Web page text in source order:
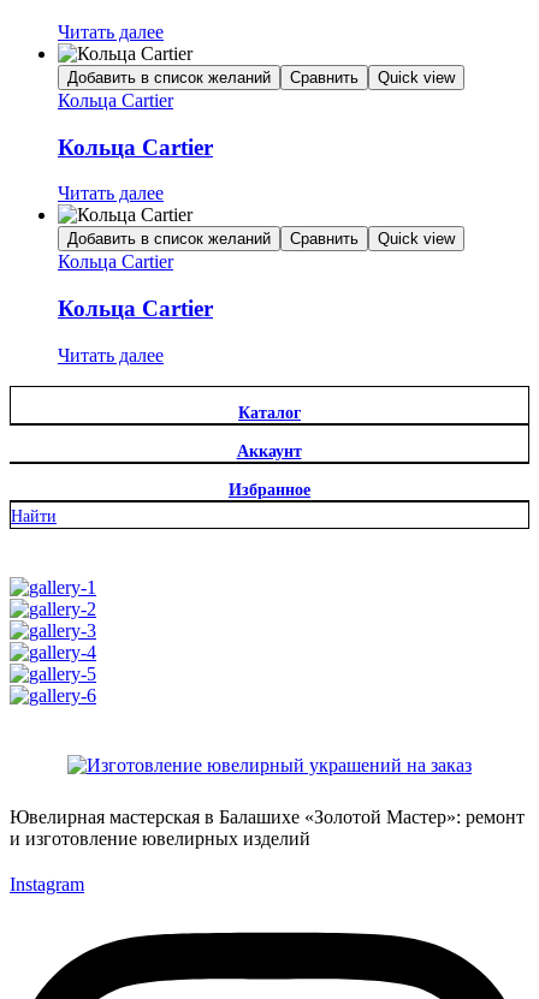
Читать далее
Добавить в список желаний Сравнить Quick view
Кольца Cartier
Кольца Cartier
Читать далее
Добавить в список желаний Сравнить Quick view
Кольца Cartier
Кольца Cartier
Читать далее
Каталог
Аккаунт
Избранное
Найти
Ювелирная мастерская в Балашихе «Золотой Мастер»: ремонт
и изготовление ювелирных изделий
Instagram